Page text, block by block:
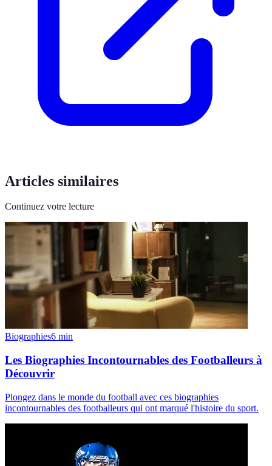
Articles similaires
Continuez votre lecture
Biographies6 min
Les Biographies Incontournables des Footballeurs à
Découvrir
Plongez dans le monde du football avec ces biographies
incontournables des footballeurs qui ont marqué l'histoire du sport.